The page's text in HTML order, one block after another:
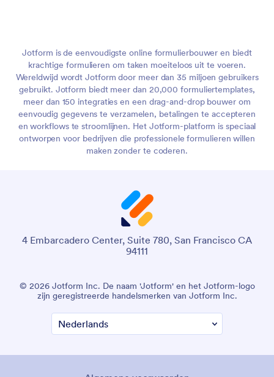
Jotform is de eenvoudigste online formulierbouwer en biedt
krachtige formulieren om taken moeiteloos uit te voeren.
Wereldwijd wordt Jotform door meer dan 35 miljoen gebruikers
gebruikt. Jotform biedt meer dan 20,000 formuliertemplates,
meer dan 150 integraties en een drag-and-drop bouwer om
eenvoudig gegevens te verzamelen, betalingen te accepteren
en workflows te stroomlijnen. Het Jotform-platform is speciaal
ontworpen voor bedrijven die professionele formulieren willen
maken zonder te coderen.
4 Embarcadero Center, Suite 780, San Francisco CA
94111
© 2026 Jotform Inc. De naam 'Jotform' en het Jotform-logo
zijn geregistreerde handelsmerken van Jotform Inc.